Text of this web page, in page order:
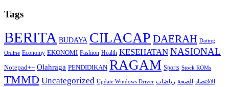
Tags
BERITA BUDAYA CILACAP DAERAH Dating
Online Economy EKONOMI Fashion Health KESEHATAN NASIONAL
Notepad++ Olahraga PENDIDIKAN RAGAM Sports Stock ROMs
TMMD Uncategorized Update Windows Driver الاقتصاد الصحة رياضات